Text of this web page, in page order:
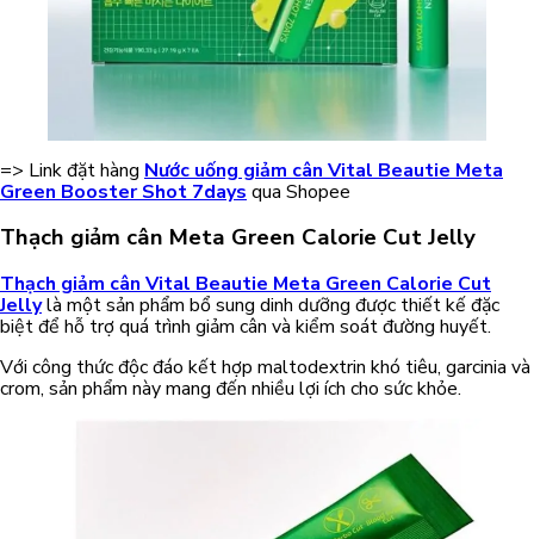
=> Link đặt hàng Nước uống giảm cân Vital Beautie Meta
Green Booster Shot 7days qua Shopee
Thạch giảm cân Meta Green Calorie Cut Jelly
Thạch giảm cân Vital Beautie Meta Green Calorie Cut
Jellylà một sản phẩm bổ sung dinh dưỡng được thiết kế đặc
biệt để hỗ trợ quá trình giảm cân và kiểm soát đường huyết.
Với công thức độc đáo kết hợp maltodextrin khó tiêu, garcinia và
crom, sản phẩm này mang đến nhiều lợi ích cho sức khỏe.